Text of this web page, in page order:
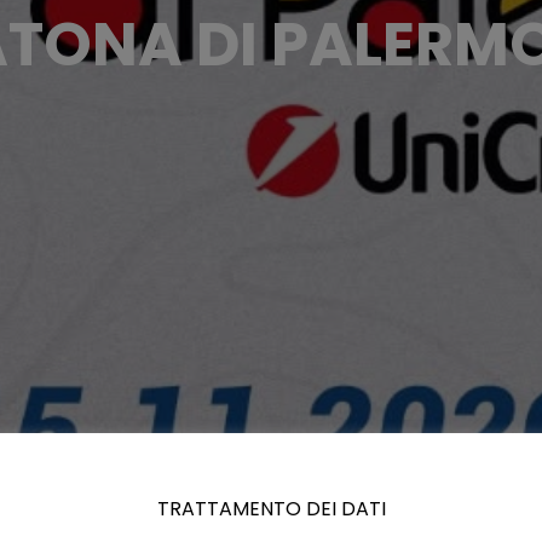
DI
TRATTAMENTO DEI DATI